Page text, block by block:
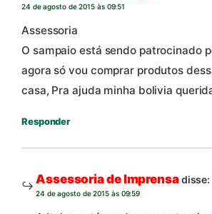
24 de agosto de 2015 às 09:51
Assessoria
O sampaio está sendo patrocinado
agora só vou comprar produtos
casa, Pra ajuda minha bolivia
Responder
Assessoria de Imprensadisse:
24 de agosto de 2015 às 09:59